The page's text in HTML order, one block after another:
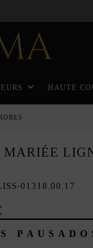
HAUTE
MARIÉE
01318.00.17